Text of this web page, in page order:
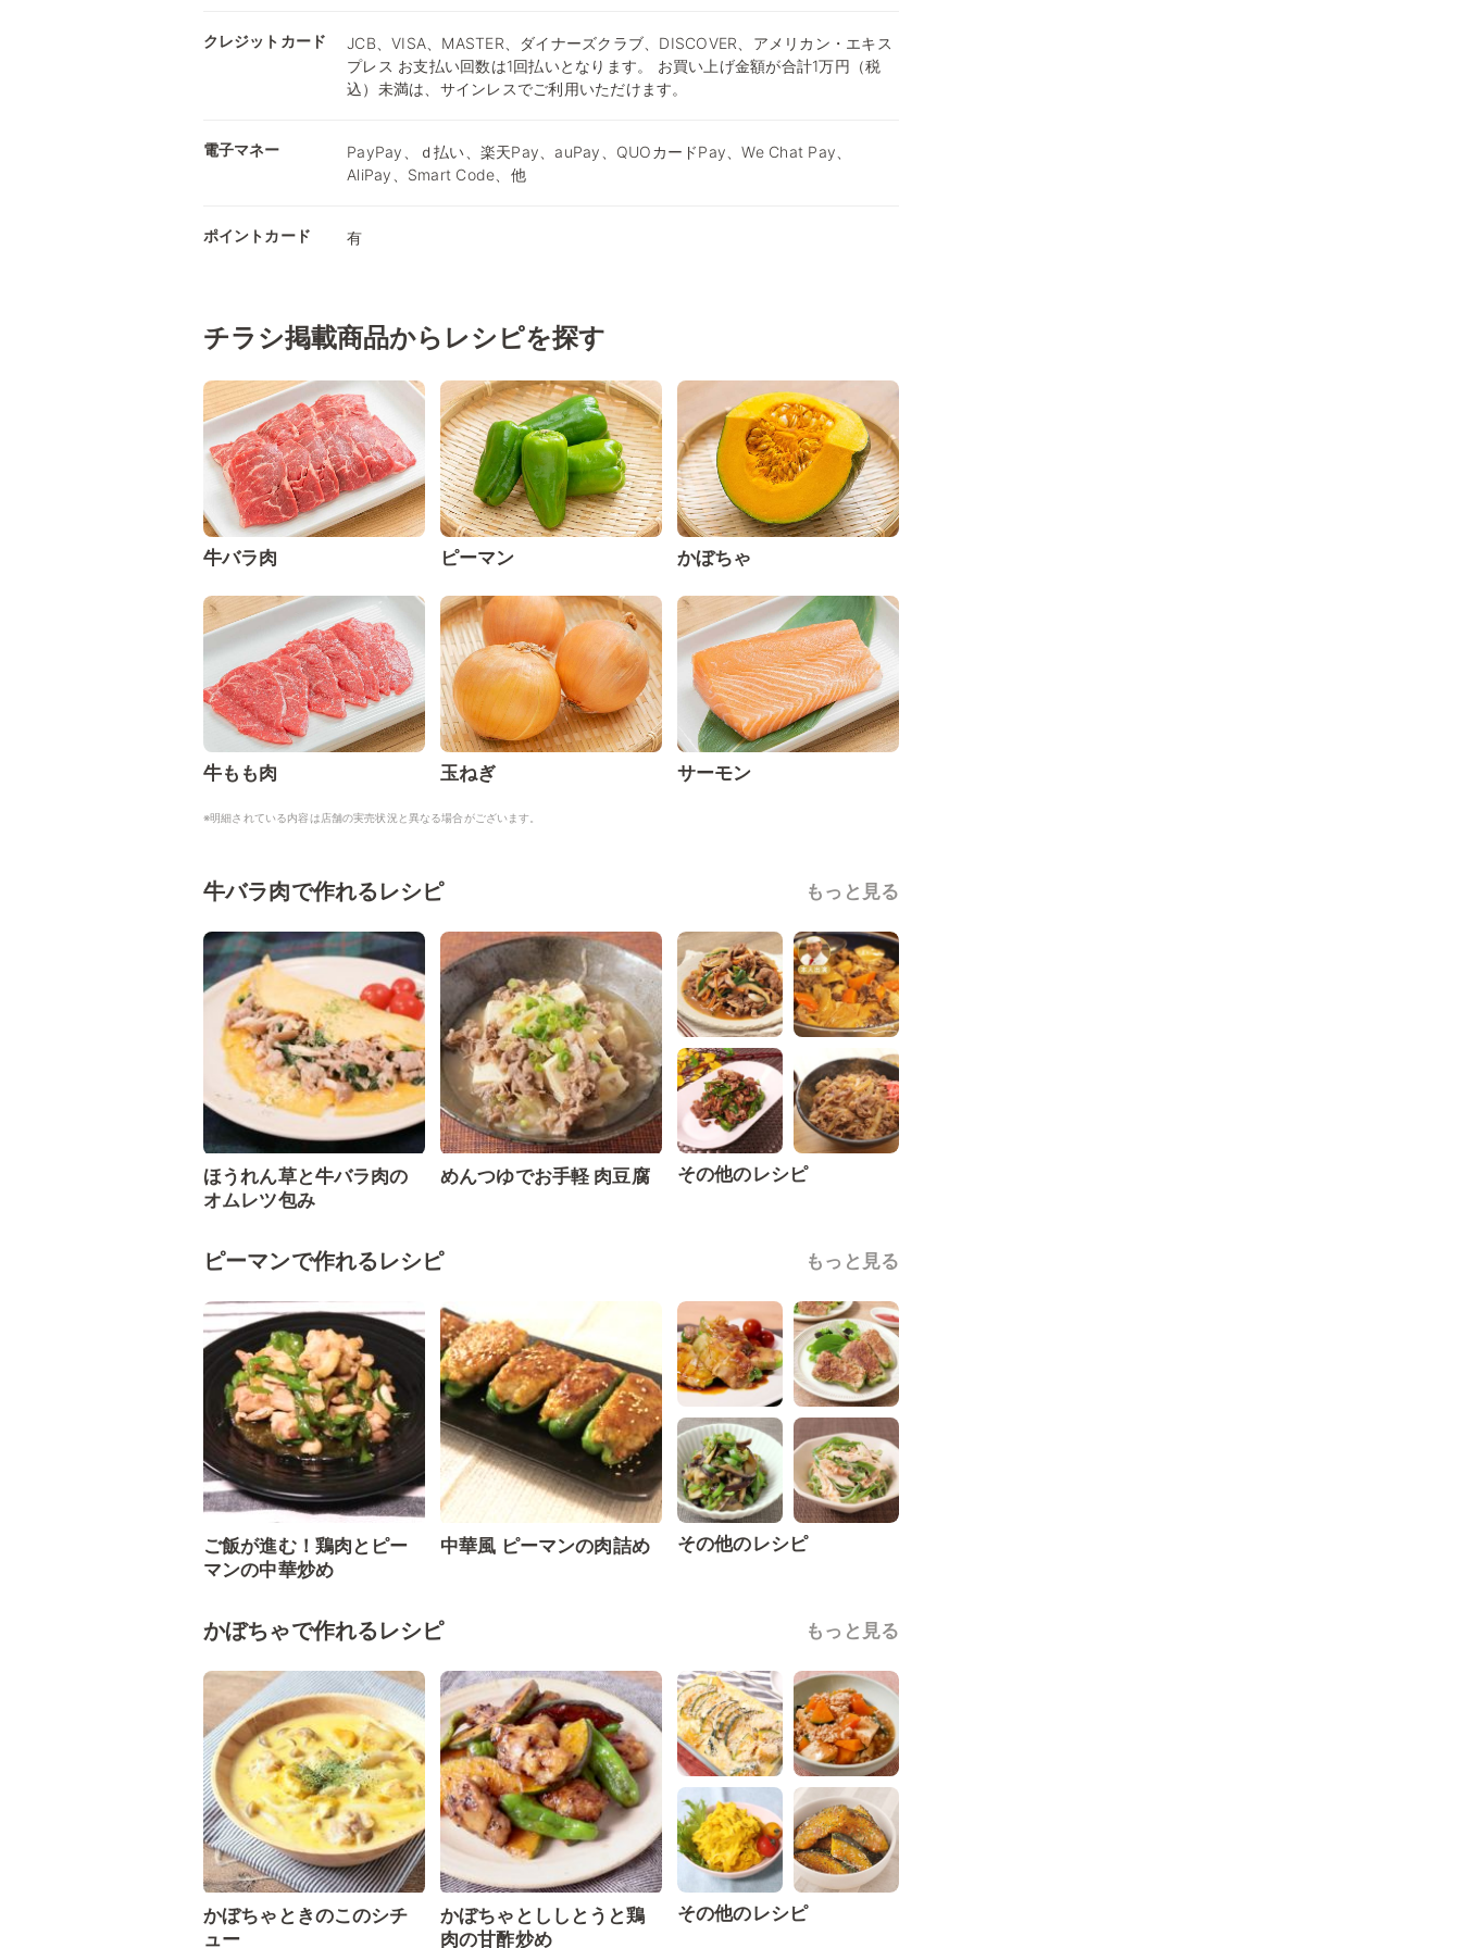
クレジットカード
JCB、VISA、MASTER、ダイナーズクラブ、DISCOVER、アメリカン・エキス
プレス お支払い回数は1回払いとなります。 お買い上げ金額が合計1万円（税
込）未満は、サインレスでご利用いただけます。
電子マネー
PayPay、ｄ払い、楽天Pay、auPay、QUOカードPay、We Chat Pay、
AliPay、Smart Code、他
ポイントカード 有
チラシ掲載商品からレシピを探す
牛バラ肉 ピーマン かぼちゃ
牛もも肉 玉ねぎ サーモン
※明細されている内容は店舗の実売状況と異なる場合がございます。
牛バラ肉で作れるレシピ もっと見る
ほうれん草と牛バラ肉の
オムレツ包み
めんつゆでお手軽 肉豆腐 その他のレシピ
ピーマンで作れるレシピ もっと見る
ご飯が進む！鶏肉とピー
マンの中華炒め
中華風 ピーマンの肉詰め その他のレシピ
かぼちゃで作れるレシピ もっと見る
かぼちゃときのこのシチ
ュー
かぼちゃとししとうと鶏
肉の甘酢炒め
その他のレシピ